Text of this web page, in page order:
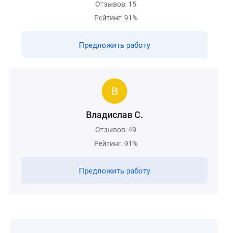
Отзывов: 15
Рейтинг: 91%
Предложить работу
Владислав С.
Отзывов: 49
Рейтинг: 91%
Предложить работу